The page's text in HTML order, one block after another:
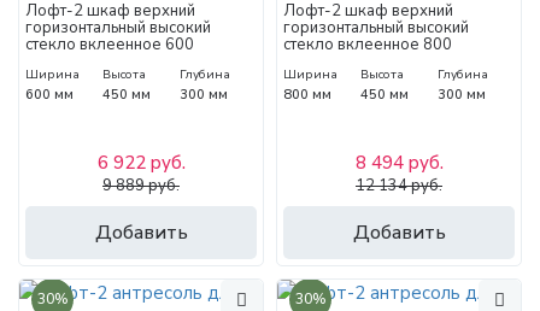
Лофт-2 шкаф верхний
горизонтальный высокий
стекло вклеенное 600
Ширина
600 мм
Высота
450 мм
Глубина
300 мм
Добавить
6 922 руб.
9 889 руб.
Лофт-2 шкаф верхний
горизонтальный высокий
стекло вклеенное 800
Ширина
800 мм
Высота
450 мм
Глубина
300 мм
Добавить
8 494 руб.
12 134 руб.
30% 30%